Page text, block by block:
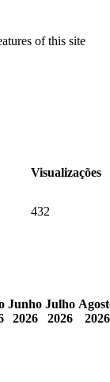
of this site
Visualizações
432
Junho
2026
Julho
2026
2026